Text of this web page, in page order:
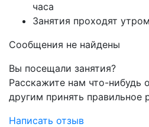
часа
Занятия проходят
Сообщения не найдены
Вы посещали занятия?
Расскажите нам что-нибудь
другим принять правильное
Написать отзыв